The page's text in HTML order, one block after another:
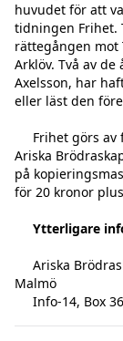
huvudet för att
tidningen Frihet.
rättegången mot
Arklöv. Två av de
Axelsson, har
eller läst den
Ariska
på
för 20 kronor
Ytterligare
Malmö